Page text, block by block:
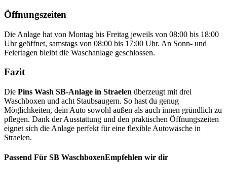
Öffnungszeiten
Die Anlage hat von Montag bis Freitag jeweils von 08:00 bis 18:00
Uhr geöffnet, samstags von 08:00 bis 17:00 Uhr. An Sonn- und
Feiertagen bleibt die Waschanlage geschlossen.
Fazit
Die Pins Wash SB-Anlage in Straelen überzeugt mit drei
Waschboxen und acht Staubsaugern. So hast du genug
Möglichkeiten, dein Auto sowohl außen als auch innen gründlich zu
pflegen. Dank der Ausstattung und den praktischen Öffnungszeiten
eignet sich die Anlage perfekt für eine flexible Autowäsche in
Straelen.
Passend Für SB WaschboxenEmpfehlen wir dir